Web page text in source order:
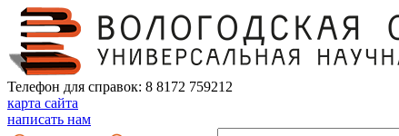
Телефон для справок: 8 8172 759212
карта сайта
написать нам